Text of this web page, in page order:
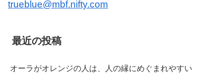
trueblue@mbf.nifty.com
最近の投稿
オーラがオレンジの人は、人の縁にめぐまれやすい